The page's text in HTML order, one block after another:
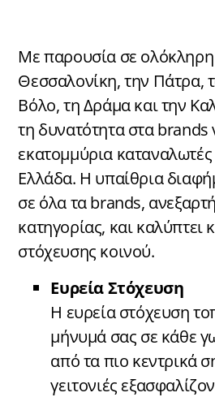
Με παρουσία σε ολόκληρη
Θεσσαλονίκη, την Πάτρα,
Βόλο, τη Δράμα και την
τη δυνατότητα στα brands
εκατομμύρια
Ελλάδα. Η υπαίθρια
σε όλα τα brands,
κατηγορίας, και καλύπτει
στόχευσης κοινού.
Ευρεία Στόχευση
Η ευρεία στόχευση
μήνυμά σας σε κάθε
από τα πιο κεντρικά
γειτονιές